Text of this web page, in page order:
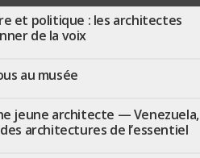
et politique : les architectes
de la voix
au musée
jeune architecte — Venezuela,
architectures de l’essentiel